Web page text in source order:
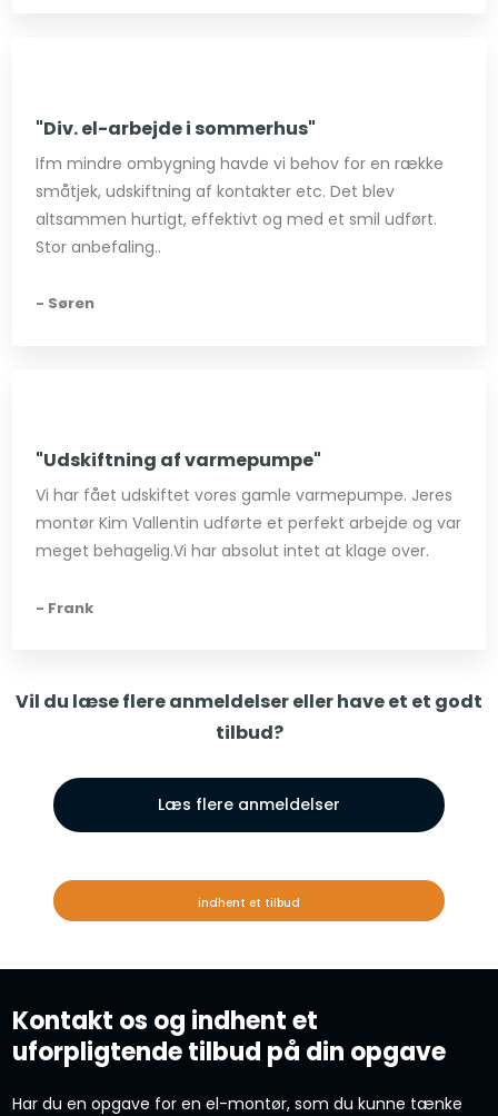
"Div. el-arbejde i sommerhus"
Ifm mindre ombygning havde vi behov for en række
småtjek, udskiftning af kontakter etc. Det blev
altsammen hurtigt, effektivt og med et smil udført.
Stor anbefaling..
- Søren
"Udskiftning af varmepumpe"
Vi har fået udskiftet vores gamle varmepumpe. Jeres
montør Kim Vallentin udførte et perfekt arbejde og var
meget behagelig.Vi har absolut intet at klage over.
- Frank
Vil du læse flere anmeldelser eller have et et godt
tilbud?
Læs flere anmeldelser
indhent et tilbud
Kontakt os og indhent et
uforpligtende tilbud på din opgave
Har du en opgave for en el-montør, som du kunne tænke